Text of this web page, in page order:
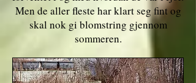
Men de aller fleste har klart seg fint og
skal nok gi blomstring gjennom
sommeren.